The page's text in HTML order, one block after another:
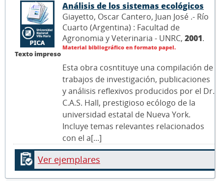
Texto impreso
Análisis de los sistemas ecológicos
Giayetto, Oscar Cantero, Juan José .- Río
Cuarto (Argentina) : Facultad de
Agronomia y Veterinaria - UNRC, 2001.
Material bibliográfico en formato papel.
Esta obra cosntituye una compilación de
trabajos de investigación, publicaciones
y análisis reflexivos producidos por el Dr.
C.A.S. Hall, prestigioso ecólogo de la
universidad estatal de Nueva York.
Incluye temas relevantes relacionados
con el a[...]
Ver ejemplares